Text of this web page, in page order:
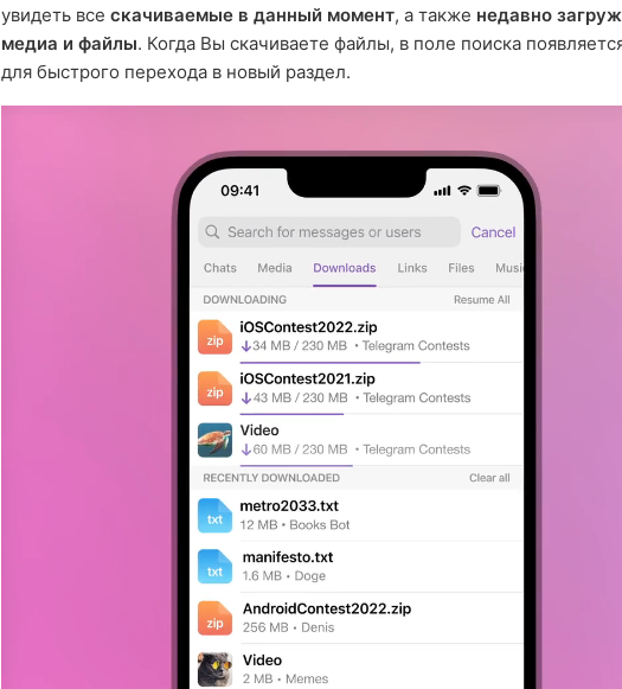
увидеть все скачиваемые в данный момент, а также недавно
медиа и файлы. Когда Вы скачиваете файлы, в поле поиска
для быстрого перехода в новый раздел.